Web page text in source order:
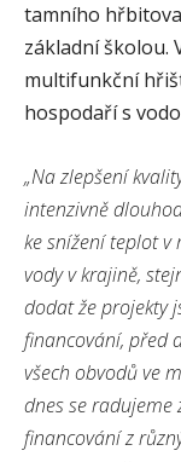
tamního
základní školou.
multifunkční
hospodaří s
„Na zlepšení
intenzivně
ke snížení teplot v
vody v krajině,
dodat že projekty
financování, před
všech obvodů ve
dnes se radujeme
financování z